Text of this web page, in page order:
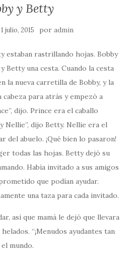
y Betty
1 julio, 2015 por admin
estaban rastrillando hojas. Bobby
Betty una cesta. Cuando la cesta
la nueva carretilla de Bobby, y la
para atrás y empezó a
dijo. Prince era el caballo
Nellie”, dijo Betty. Nellie era el
del abuelo. ¡Qué bien lo pasaron!
todas las hojas. Betty dejó su
Había invitado a sus amigos
que podían ayudar.
una taza para cada invitado.
así que mamá le dejó que llevara
“¡Menudos ayudantes tan
mundo.